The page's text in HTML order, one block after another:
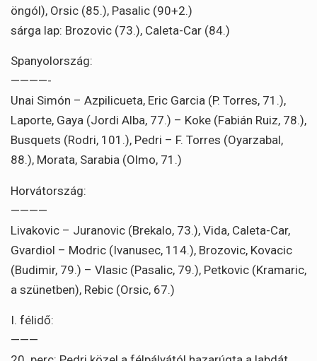
öngól), Orsic (85.), Pasalic (90+2.)
sárga lap: Brozovic (73.), Caleta-Car (84.)
Spanyolország:
————-
Unai Simón – Azpilicueta, Eric Garcia (P. Torres, 71.),
Laporte, Gaya (Jordi Alba, 77.) – Koke (Fabián Ruiz, 78.),
Busquets (Rodri, 101.), Pedri – F. Torres (Oyarzabal,
88.), Morata, Sarabia (Olmo, 71.)
Horvátország:
————
Livakovic – Juranovic (Brekalo, 73.), Vida, Caleta-Car,
Gvardiol – Modric (Ivanusec, 114.), Brozovic, Kovacic
(Budimir, 79.) – Vlasic (Pasalic, 79.), Petkovic (Kramaric,
a szünetben), Rebic (Orsic, 67.)
I. félidő:
———